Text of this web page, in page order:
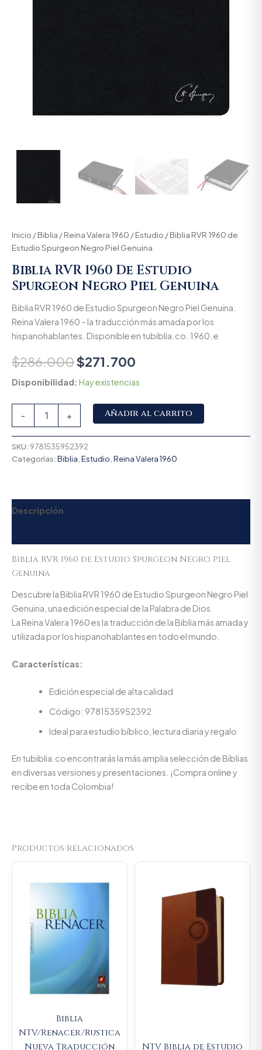
Inicio /Biblia /Reina Valera 1960 /Estudio / Biblia RVR 1960 de
Estudio Spurgeon Negro Piel Genuina
Biblia RVR 1960 De Estudio
Spurgeon Negro Piel Genuina
Biblia RVR 1960 de Estudio Spurgeon Negro Piel Genuina.
Reina Valera 1960 – la traducción más amada por los
hispanohablantes. Disponible en tubiblia.co. 1960, e
$286.000$271.700
Disponibilidad: Hay existencias
- + Añadir al carrito
SKU: 9781535952392
Categorías:Biblia Estudio Reina Valera 1960
Descripción
Biblia RVR 1960 de Estudio Spurgeon Negro Piel
Genuina
Descubre la Biblia RVR 1960 de Estudio Spurgeon Negro Piel
Genuina, una edición especial de la Palabra de Dios.
La Reina Valera 1960 es la traducción de la Biblia más amada y
utilizada por los hispanohablantes en todo el mundo.
Características:
Edición especial de alta calidad
Código: 9781535952392
Ideal para estudio bíblico, lectura diaria y regalo
En tubiblia.co encontrarás la más amplia selección de Biblias
en diversas versiones y presentaciones. ¡Compra online y
recibe en toda Colombia!
Productos relacionados
Biblia
NTV/Renacer/Rustica
Nueva Traducción
NTV Biblia de Estudio